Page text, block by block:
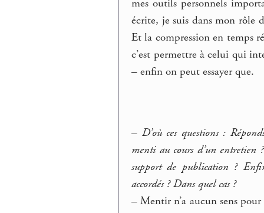
mes outils personnels
écrite, je suis dans mon rôle
Et la compression en temps
c’est permettre à celui qui
– enfin on peut essayer que.
– D’où ces questions :
menti au cours d’un entretien
support de publication ?
accordés ? Dans quel cas ?
– Mentir n’a aucun sens